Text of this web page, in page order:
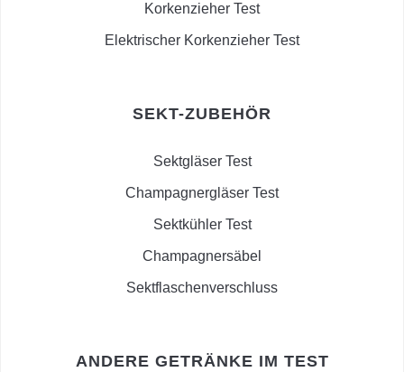
Korkenzieher Test
Elektrischer Korkenzieher Test
SEKT-ZUBEHÖR
Sektgläser Test
Champagnergläser Test
Sektkühler Test
Champagnersäbel
Sektflaschenverschluss
ANDERE GETRÄNKE IM TEST